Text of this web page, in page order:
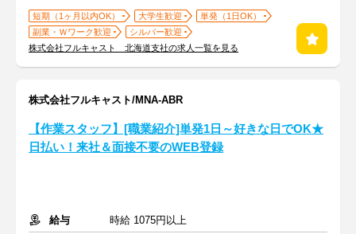
短期（1ヶ月以内OK） 大学生歓迎
単発（1日OK）
副業・Ｗワーク歓迎
シルバー歓迎
株式会社フルキャスト 北海道支社の求人一覧を見る
株式会社フルキャスト/MNA-ABR
【作業スタッフ】[職業紹介]単発1日～好きな日でOK★
日払い！来社＆面接不要のWEB登録
給与
時給 1075円以上